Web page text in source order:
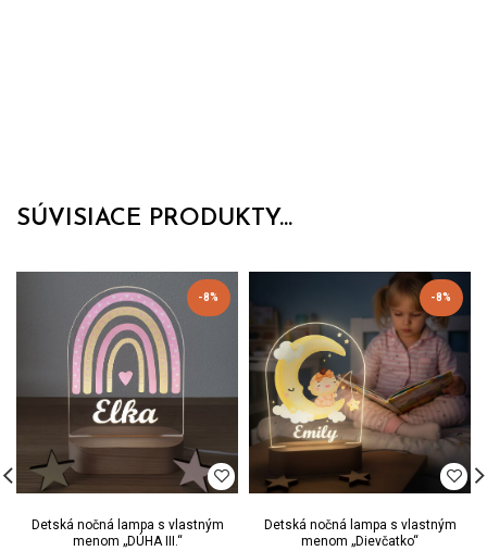
SÚVISIACE PRODUKTY...
-8%
Detská nočná lampa s vlastným
menom „DÚHA III.“
-8%
Detská nočná lampa s vlastným
menom „Dievčatko“